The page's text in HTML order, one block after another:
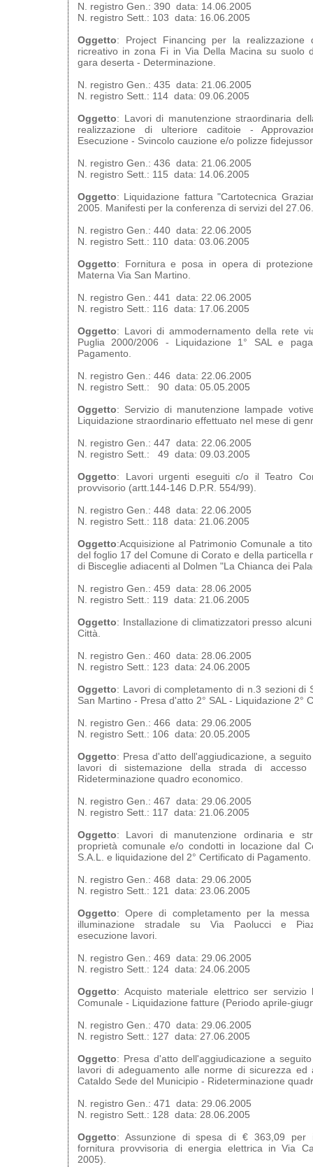
N. registro Gen.: 390 data: 14.06.2005
N. registro Sett.: 103 data: 16.06.2005
Oggetto: Project Financing per la realizzazione
ricreativo in zona Fi in Via Della Macina su suolo
gara deserta - Determinazione.
N. registro Gen.: 435 data: 21.06.2005
N. registro Sett.: 114 data: 09.06.2005
Oggetto: Lavori di manutenzione straordinaria
realizzazione di ulteriore caditoie -
Esecuzione - Svincolo cauzione e/o polizze
N. registro Gen.: 436 data: 21.06.2005
N. registro Sett.: 115 data: 14.06.2005
Oggetto: Liquidazione fattura "Cartotecnica
2005. Manifesti per la conferenza di servizi del
N. registro Gen.: 440 data: 22.06.2005
N. registro Sett.: 110 data: 03.06.2005
Oggetto: Fornitura e posa in opera di
Materna Via San Martino.
N. registro Gen.: 441 data: 22.06.2005
N. registro Sett.: 116 data: 17.06.2005
Oggetto: Lavori di ammodernamento della rete
Puglia 2000/2006 - Liquidazione 1° SAL e
Pagamento.
N. registro Gen.: 446 data: 22.06.2005
N. registro Sett.: 90 data: 05.05.2005
Oggetto: Servizio di manutenzione lampade
Liquidazione straordinario effettuato nel mese di
N. registro Gen.: 447 data: 22.06.2005
N. registro Sett.: 49 data: 09.03.2005
Oggetto: Lavori urgenti eseguiti c/o il Teatro
provvisorio (artt.144-146 D.P.R. 554/99).
N. registro Gen.: 448 data: 22.06.2005
N. registro Sett.: 118 data: 21.06.2005
Oggetto:Acquisizione al Patrimonio Comunale a
del foglio 17 del Comune di Corato e della particella
di Bisceglie adiacenti al Dolmen "La Chianca dei
N. registro Gen.: 459 data: 28.06.2005
N. registro Sett.: 119 data: 21.06.2005
Oggetto: Installazione di climatizzatori presso
Città.
N. registro Gen.: 460 data: 28.06.2005
N. registro Sett.: 123 data: 24.06.2005
Oggetto: Lavori di completamento di n.3 sezioni di
San Martino - Presa d'atto 2° SAL - Liquidazione 2°
N. registro Gen.: 466 data: 29.06.2005
N. registro Sett.: 106 data: 20.05.2005
Oggetto: Presa d'atto dell'aggiudicazione, a
lavori di sistemazione della strada di
Rideterminazione quadro economico.
N. registro Gen.: 467 data: 29.06.2005
N. registro Sett.: 117 data: 21.06.2005
Oggetto: Lavori di manutenzione ordinaria e
proprietà comunale e/o condotti in locazione dal
S.A.L. e liquidazione del 2° Certificato di Pagamento.
N. registro Gen.: 468 data: 29.06.2005
N. registro Sett.: 121 data: 23.06.2005
Oggetto: Opere di completamento per la
illuminazione stradale su Via Paolucci e
esecuzione lavori.
N. registro Gen.: 469 data: 29.06.2005
N. registro Sett.: 124 data: 24.06.2005
Oggetto: Acquisto materiale elettrico ser servizio
Comunale - Liquidazione fatture (Periodo aprile-
N. registro Gen.: 470 data: 29.06.2005
N. registro Sett.: 127 data: 27.06.2005
Oggetto: Presa d'atto dell'aggiudicazione a
lavori di adeguamento alle norme di sicurezza ed
Cataldo Sede del Municipio - Rideterminazione
N. registro Gen.: 471 data: 29.06.2005
N. registro Sett.: 128 data: 28.06.2005
Oggetto: Assunzione di spesa di € 363,09 per
fornitura provvisoria di energia elettrica in Via
2005).